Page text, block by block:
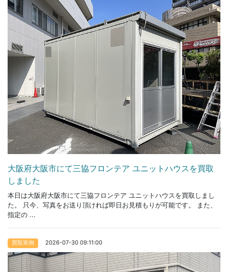
大阪府大阪市にて三協フロンテア ユニットハウスを買取
しました
本日は大阪府大阪市にて三協フロンテア ユニットハウスを買取しまし
た。 只今、写真をお送り頂ければ即日お見積もりが可能です。 また、
指定の ...
買取実例 2026-07-30 09:11:00